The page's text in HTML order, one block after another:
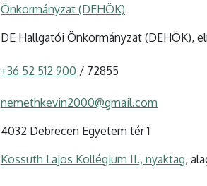
Önkormányzat (DEHÖK)
DE Hallgatói Önkormányzat (DEHÖK),
+36 52 512 900 / 72855
nemethkevin2000@gmail.com
4032 Debrecen Egyetem tér 1
Kossuth Lajos Kollégium II., nyaktag,